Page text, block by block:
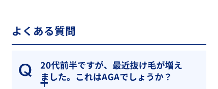
よくある質問
20代前半ですが、最近抜け毛が増え
ました。これはAGAでしょうか？